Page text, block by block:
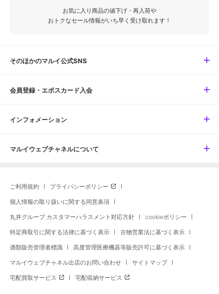
お気に入り商品の値下げ・再入荷や
おトクなセール情報がいち早く受け取れます！
そのほかのマルイ公式SNS
会員登録・エポスカード入会
インフォメーション
マルイウェブチャネルについて
ご利用規約 プライバシーポリシー
個人情報の取り扱いに関する同意条項
丸井グループ カスタマーハラスメント対応方針 cookieポリシー
特定商取引に関する法律に基づく表示 古物営業法に基づく表示
酒類販売管理者標識 高度管理医療機器等販売許可に基づく表示
マルイウェブチャネル出店のお問い合わせ サイトマップ
宅配買取サービス 宅配収納サービス